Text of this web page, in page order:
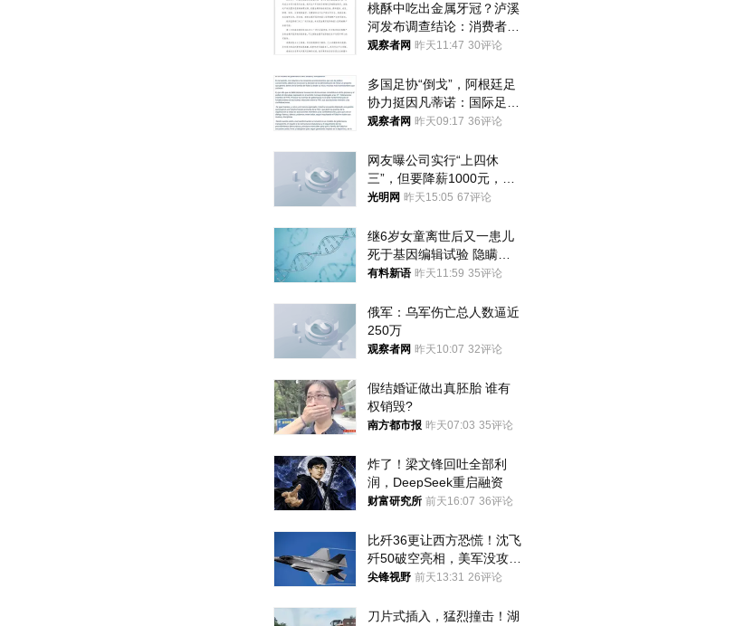
桃酥中吃出金属牙冠？泸溪
河发布调查结论：消费者已
澄清，所发视频情况不属实
观察者网 昨天11:47 30评论
多国足协“倒戈”，阿根廷足
协力挺因凡蒂诺：国际足联
今后应继续在其领导下前行
观察者网 昨天09:17 36评论
网友曝公司实行“上四休
三”，但要降薪1000元，不
接受只能辞职
光明网 昨天15:05 67评论
继6岁女童离世后又一患儿
死于基因编辑试验 隐瞒一
年才对外披露
有料新语 昨天11:59 35评论
俄军：乌军伤亡总人数逼近
250万
观察者网 昨天10:07 32评论
假结婚证做出真胚胎 谁有
权销毁?
南方都市报 昨天07:03 35评论
炸了！梁文锋回吐全部利
润，DeepSeek重启融资
财富研究所 前天16:07 36评论
比歼36更让西方恐慌！沈飞
歼50破空亮相，美军没攻克
的技术被拿下
尖锋视野 前天13:31 26评论
刀片式插入，猛烈撞击！湖